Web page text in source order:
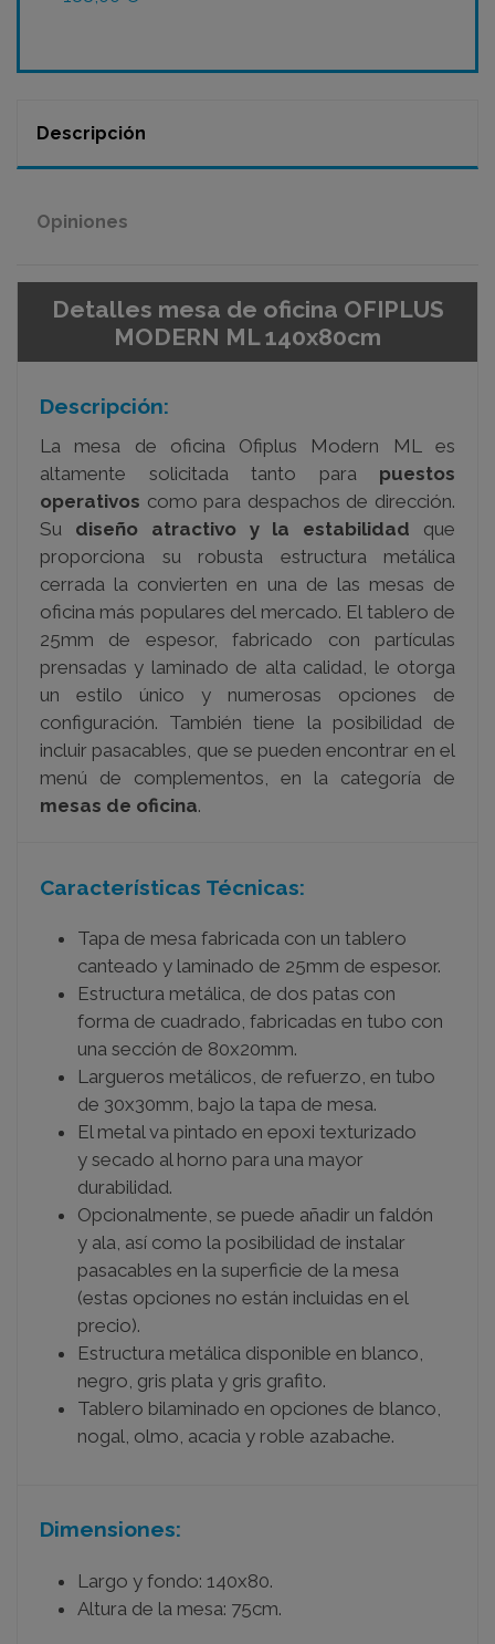
Descripción
Opiniones
Detalles mesa de oficina OFIPLUS
MODERN ML 140x80cm
Descripción:
La mesa de oficina Ofiplus Modern ML es
altamente solicitada tanto para puestos
operativos como para despachos de dirección.
Su diseño atractivo y la estabilidad que
proporciona su robusta estructura metálica
cerrada la convierten en una de las mesas de
oficina más populares del mercado. El tablero de
25mm de espesor, fabricado con partículas
prensadas y laminado de alta calidad, le otorga
un estilo único y numerosas opciones de
configuración. También tiene la posibilidad de
incluir pasacables, que se pueden encontrar en el
menú de complementos, en la categoría de
mesas de oficina.
Características Técnicas:
Tapa de mesa fabricada con un tablero
canteado y laminado de 25mm de espesor.
Estructura metálica, de dos patas con
forma de cuadrado, fabricadas en tubo con
una sección de 80x20mm.
Largueros metálicos, de refuerzo, en tubo
de 30x30mm, bajo la tapa de mesa.
El metal va pintado en epoxi texturizado
y secado al horno para una mayor
durabilidad.
Opcionalmente, se puede añadir un faldón
y ala, así como la posibilidad de instalar
pasacables en la superficie de la mesa
(estas opciones no están incluidas en el
precio).
Estructura metálica disponible en blanco,
negro, gris plata y gris grafito.
Tablero bilaminado en opciones de blanco,
nogal, olmo, acacia y roble azabache.
Dimensiones:
Largo y fondo: 140x80.
Altura de la mesa: 75cm.